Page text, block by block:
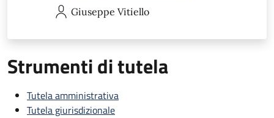
Giuseppe Vitiello
Strumenti di tutela
Tutela amministrativa
Tutela giurisdizionale